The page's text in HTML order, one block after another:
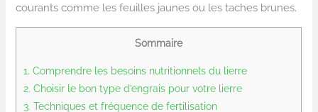
courants comme les feuilles jaunes ou les taches brunes.
Sommaire
1. Comprendre les besoins nutritionnels du lierre
2. Choisir le bon type d’engrais pour votre lierre
3. Techniques et fréquence de fertilisation